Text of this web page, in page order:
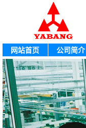
网站首页 公司简介